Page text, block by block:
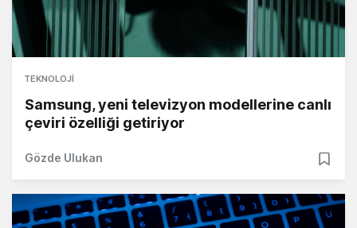
TEKNOLOJI
Samsung, yeni televizyon modellerine canlı
çeviri özelliği getiriyor
Gözde Ulukan